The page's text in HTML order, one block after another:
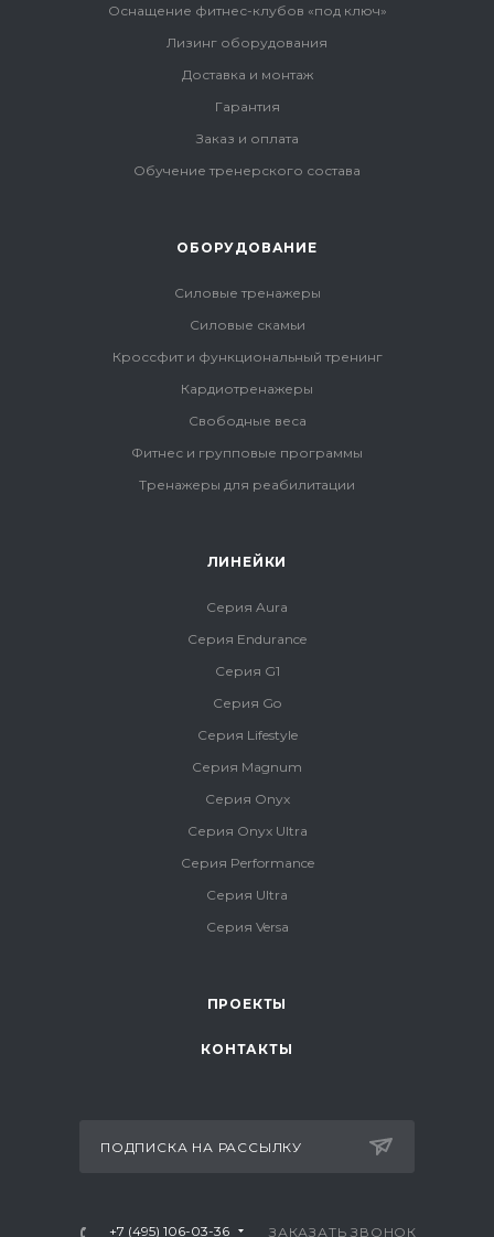
Оснащение фитнес-клубов «под ключ»
Лизинг оборудования
Доставка и монтаж
Гарантия
Заказ и оплата
Обучение тренерского состава
ОБОРУДОВАНИЕ
Силовые тренажеры
Силовые скамьи
Кроссфит и функциональный тренинг
Кардиотренажеры
Свободные веса
Фитнес и групповые программы
Тренажеры для реабилитации
ЛИНЕЙКИ
Серия Aura
Серия Endurance
Серия G1
Серия Go
Серия Lifestyle
Серия Magnum
Серия Onyx
Серия Onyx Ultra
Серия Performance
Серия Ultra
Серия Versa
ПРОЕКТЫ
КОНТАКТЫ
ПОДПИСКА НА РАССЫЛКУ
+7 (495) 106-03-36 ЗАКАЗАТЬ ЗВОНОК